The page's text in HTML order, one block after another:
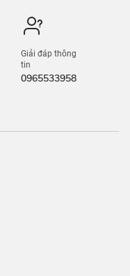
Giải đáp thông
tin
0965533958